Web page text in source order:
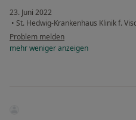
23. Juni 2022
• St. Hedwig-Krankenhaus Klinik f.
Problem melden
mehrwenigeranzeigen